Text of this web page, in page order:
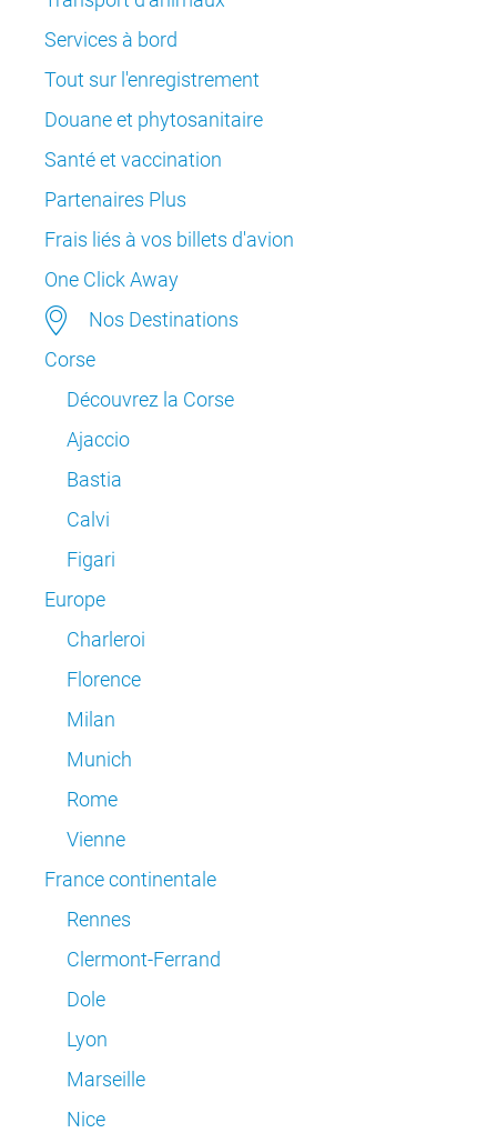
Services à bord
Tout sur l'enregistrement
Douane et phytosanitaire
Santé et vaccination
Partenaires Plus
Frais liés à vos billets d'avion
One Click Away
Nos Destinations
Corse
Découvrez la Corse
Ajaccio
Bastia
Calvi
Figari
Europe
Charleroi
Florence
Milan
Munich
Rome
Vienne
France continentale
Rennes
Clermont-Ferrand
Dole
Lyon
Marseille
Nice